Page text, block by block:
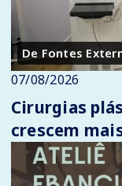
De Fontes
07/08/2026
Cirurgias
crescem